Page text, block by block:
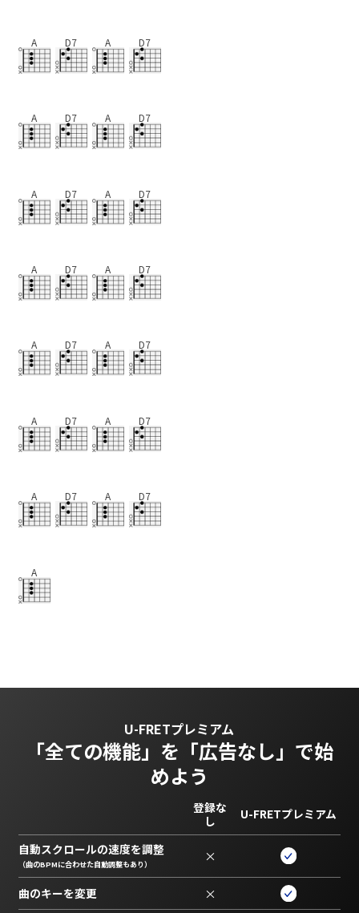
A D7 A D7
A D7 A D7
A D7 A D7
A D7 A D7
A D7 A D7
A D7 A D7
A D7 A D7
A
U-FRETプレミアム
「全ての機能」を 「広告なし」で始
めよう
登録な
し
U-FRETプレミアム
自動スクロールの速度を調整
（曲のBPMに合わせた自動調整もあり） ×
曲のキーを変更 ×